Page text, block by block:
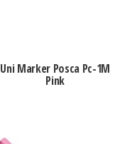
Uni Marker Posca Pc-1M
Pink